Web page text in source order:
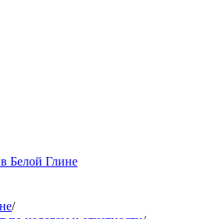
Белой Глине
/